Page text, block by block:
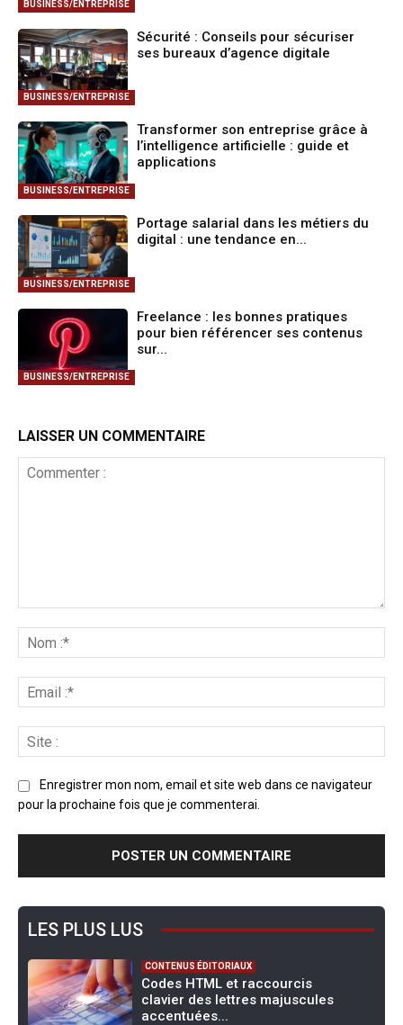
BUSINESS/ENTREPRISE
BUSINESS/ENTREPRISE
Sécurité : Conseils pour sécuriser
ses bureaux d’agence digitale
BUSINESS/ENTREPRISE
Transformer son entreprise grâce à
l’intelligence artificielle : guide et
applications
BUSINESS/ENTREPRISE
Portage salarial dans les métiers du
digital : une tendance en...
BUSINESS/ENTREPRISE
Freelance : les bonnes pratiques
pour bien référencer ses contenus
sur...
LAISSER UN COMMENTAIRE
Enregistrer mon nom, email et site web dans ce navigateur
pour la prochaine fois que je commenterai.
LES PLUS LUS
CONTENUS ÉDITORIAUX
Codes HTML et raccourcis
clavier des lettres majuscules
accentuées...